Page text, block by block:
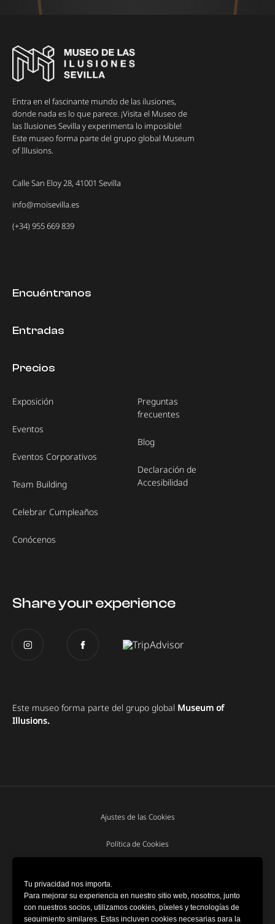
Entra en el fascinante mundo de las ilusiones,
donde nada es lo que parece. ¡Visita el Museo de
las Ilusiones Sevilla y experimenta lo imposible!
Este museo forma parte del grupo global Museum
of Illusions.
Calle San Eloy 28, 41001 Sevilla
info@moisevilla.es
(+34) 955 669 839
Encuéntranos
Entradas
Precios
Exposición
Eventos
Eventos Corporativos
Team Building
Celebrar Cumpleaños
Conócenos
Preguntas
frecuentes
Blog
Declaración de
Accesibilidad
Share your experience
Este museo forma parte del grupo global Museum of
Illusions.
Ajustes de las Cookies
Política de Cookies
Politica de privacidad
Tu privacidad nos importa.
Para mejorar su experiencia en nuestro sitio web, nosotros, junto
con nuestros socios, utilizamos cookies, píxeles y tecnologías de
seguimiento similares. Estas incluyen cookies necesarias para la